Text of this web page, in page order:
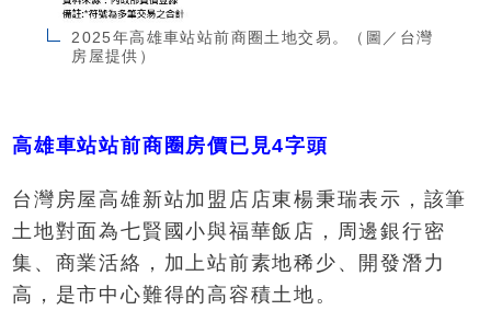
2025年高雄車站站前商圈土地交易。（圖／台灣
房屋提供）
高雄車站站前商圈房價已見4字頭
台灣房屋高雄新站加盟店店東楊秉瑞表示，該筆
土地對面為七賢國小與福華飯店，周邊銀行密
集、商業活絡，加上站前素地稀少、開發潛力
高，是市中心難得的高容積土地。